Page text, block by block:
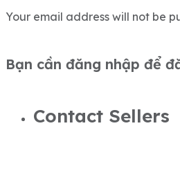
Your email address will not be
Bạn cần đăng nhập để
Contact Sellers